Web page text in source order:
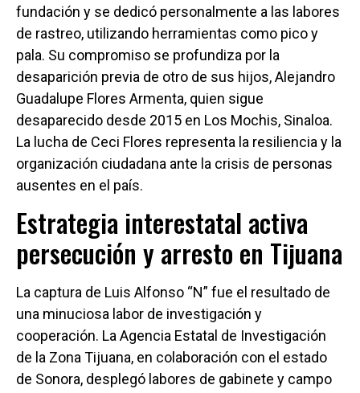
fundación y se dedicó personalmente a las labores
de rastreo, utilizando herramientas como pico y
pala. Su compromiso se profundiza por la
desaparición previa de otro de sus hijos, Alejandro
Guadalupe Flores Armenta, quien sigue
desaparecido desde 2015 en Los Mochis, Sinaloa.
La lucha de Ceci Flores representa la resiliencia y la
organización ciudadana ante la crisis de personas
ausentes en el país.
Estrategia interestatal activa
persecución y arresto en Tijuana
La captura de Luis Alfonso “N” fue el resultado de
una minuciosa labor de investigación y
cooperación. La Agencia Estatal de Investigación
de la Zona Tijuana, en colaboración con el estado
de Sonora, desplegó labores de gabinete y campo